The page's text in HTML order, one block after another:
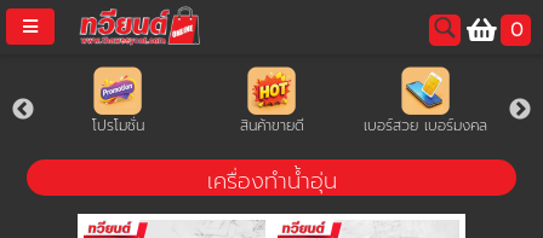
0
จอร์ โปรโมชั่น สินค้าขายดี เบอร์สวย เบอร์มงคล
เครื่องทำน้ำอุ่น
username
password